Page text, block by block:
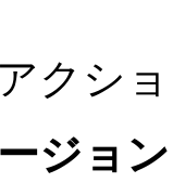
クシ
ジョ